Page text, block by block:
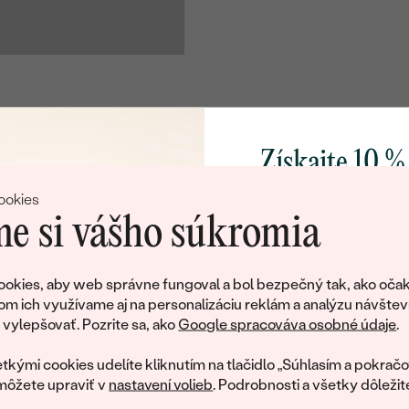
si vášho súkromia
aby web správne fungoval a bol bezpečný tak, ako
ich využívame aj na personalizáciu reklám a analýzu
Pozrite sa, ako Google spracováva osobné údaje.
cookies udelíte kliknutím na tlačidlo „Súhlasím a
upraviť v nastavení volieb. Podrobnosti a všetky
Postranné drahokamy
POČET:
TVAR:
Postranné drahokamy
ale tento šperk si už svojích majiteľov
množstvo podobných produktov. Pokiaľ chcete byť
šperku, nechajte nám svoj e-mail.
Získajte 10
poctivo vyrábaných
Ako darček na
obratom pošleme